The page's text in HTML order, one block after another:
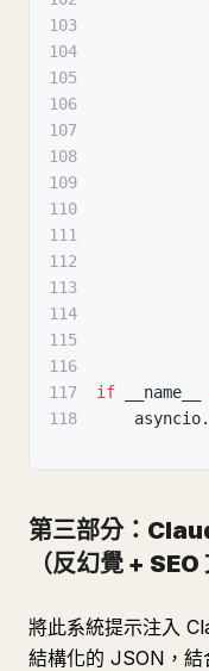
103
104
105
106
107
108
109
110
111
112
113
114
115
116
117
if __name__
118
    asyncio
.
第三部分：
（反幻覺 + SEO
將此系統提示注入
結構化的 JSON，